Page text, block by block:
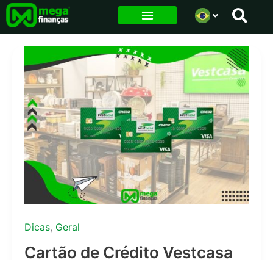
para
Dicas, Geral
Cartão de Crédito Vestcasa